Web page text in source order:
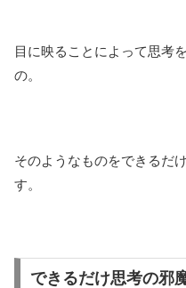
目に映ることによって思考
の。
そのようなものをできるだ
す。
できるだけ思考の邪